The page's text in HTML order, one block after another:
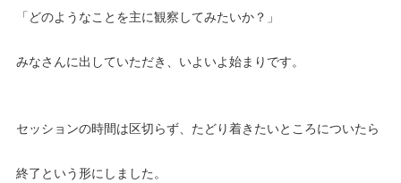
「どのようなことを主に観察してみたいか？」
みなさんに出していただき、いよいよ始まりです。
セッションの時間は区切らず、たどり着きたいところについたら
終了という形にしました。